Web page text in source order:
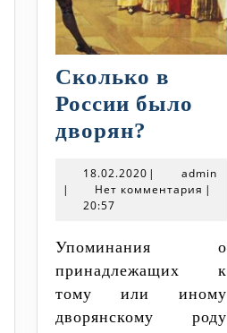
Сколько в
России было
дворян?
России
18.02.202018.02.2020
| admin
|
Нет комментария |
20:57
Упоминания о
принадлежащих к
тому или иному
дворянскому роду